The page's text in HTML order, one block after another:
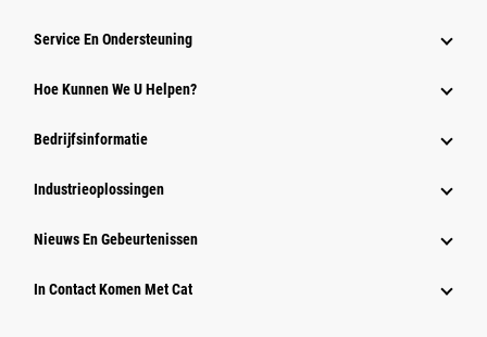
Service En Ondersteuning
Hoe Kunnen We U Helpen?
Bedrijfsinformatie
Industrieoplossingen
Nieuws En Gebeurtenissen
In Contact Komen Met Cat